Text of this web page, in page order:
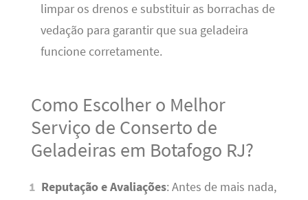
limpar os drenos e substituir as borrachas de
vedação para garantir que sua geladeira
funcione corretamente.
Como Escolher o Melhor
Serviço de Conserto de
Geladeiras em Botafogo RJ?
Reputação e Avaliações: Antes de mais nada,